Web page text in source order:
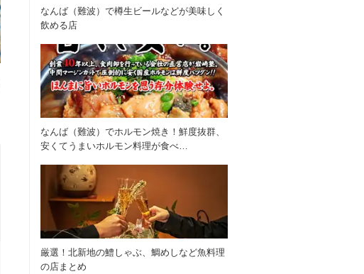
なんば（難波）で樽生ビールなどが美味しく
飲める店
なんば（難波）でホルモン焼き！鮮度抜群、
安くてうまいホルモン料理が食べ…
厳選！北新地の鱧しゃぶ、鯛めしなど魚料理
の店まとめ